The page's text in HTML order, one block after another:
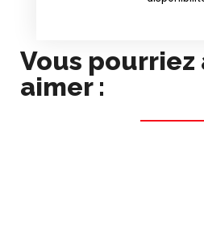
Vous pourriez
aimer :